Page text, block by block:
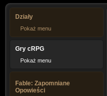
Działy
Pokaż menu
Gry cRPG
Pokaż menu
Fable: Zapomniane
Opowieści